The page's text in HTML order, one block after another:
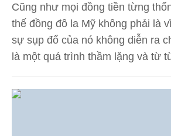
Cũng như mọi đồng tiền từng
thế đồng đô la Mỹ không phải là
sự sụp đổ của nó không diễn ra
là một quá trình thầm lặng và từ